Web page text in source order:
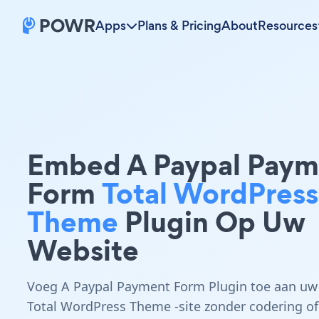
Apps Plans & PricingAboutResources
Embed A Paypal
FormTotal WordPress
Theme Plugin Op Uw
Website
Voeg A Paypal Payment Form Plugin toe aan uw
Total WordPress Theme -site zonder codering of